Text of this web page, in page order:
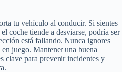
tu vehículo al conducir. Si sientes
coche tiende a desviarse, podría ser
está fallando. Nunca ignores
en juego. Mantener una buena
clave para prevenir incidentes y